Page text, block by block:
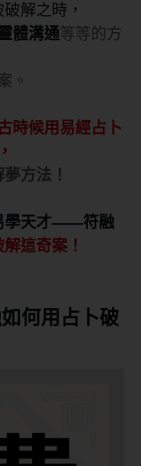
解之時，
體溝通等等的方
。
時候用易經占卜
方法！
學天才——符融
這奇案！
何用占卜破